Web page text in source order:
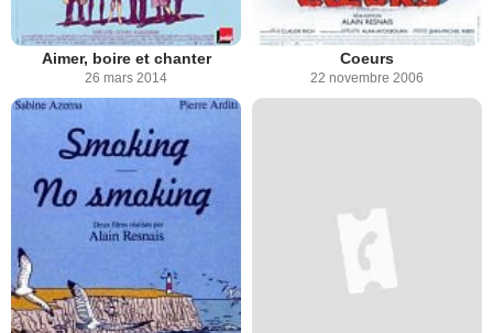
Aimer, boire et chanter
26 mars 2014
Coeurs
22 novembre 2006